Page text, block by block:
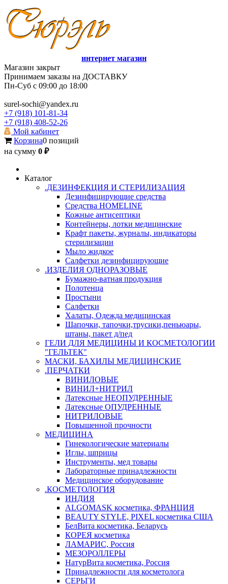
интернет магазин
Магазин закрыт
Принимаем заказы на ДОСТАВКУ
Пн-Суб с 09:00 до 18:00
surel-sochi@yandex.ru
+7 (918) 101-81-34
+7 (918) 408-52-26
Мой кабинет
Корзина0 позиций
на сумму 0 ₽
Каталог
.ДЕЗИНФЕКЦИЯ И СТЕРИЛИЗАЦИЯ
Дезинфицирующие средства
Средства HOMELINE
Кожные антисептики
Контейнеры, лотки медицинские
Крафт пакеты, журналы, индикаторы
стерилизации
Мыло жидкое
Салфетки дезинфицирующие
.ИЗДЕЛИЯ ОДНОРАЗОВЫЕ
Бумажно-ватная продукция
Полотенца
Простыни
Салфетки
Халаты, Одежда медицинская
Шапочки, тапочки,трусики,пеньюары,
штаны, пакет д/пед
ГЕЛИ ДЛЯ МЕДИЦИНЫ И КОСМЕТОЛОГИИ
"ГЕЛЬТЕК"
МАСКИ, БАХИЛЫ МЕДИЦИНСКИЕ
.ПЕРЧАТКИ
ВИНИЛОВЫЕ
ВИНИЛ+НИТРИЛ
Латексные НЕОПУДРЕННЫЕ
Латексные ОПУДРЕННЫЕ
НИТРИЛОВЫЕ
Повышенной прочности
МЕДИЦИНА
Гинекологические материалы
Иглы, шприцы
Инструменты, мед товары
Лабораторные принадлежности
Медицинское оборудование
.КОСМЕТОЛОГИЯ
ИНДИЯ
ALGOMASK косметика, ФРАНЦИЯ
BEAUTY STYLE, PIXEL косметика США
БелВита косметика, Беларусь
КОРЕЯ косметика
ЛАМАРИС, Россия
МЕЗОРОЛЛЕРЫ
НатурВита косметика, Россия
Принадлежности для косметолога
СЕРЬГИ